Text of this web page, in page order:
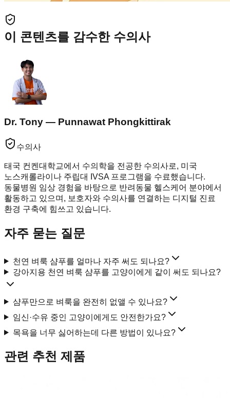
이 콘텐츠를 감수한 수의사
Dr. Tony — Punnawat Phongkittirak
수의사
태국 컨켄대학교에서 수의학을 전공한 수의사로, 미국
노스캐롤라이나 주립대 IVSA 프로그램을 수료했습니다.
동물병원 임상 경험을 바탕으로 반려동물 헬스케어 분야에서
활동하고 있으며, 보호자와 수의사를 연결하는 디지털 진료
환경 구축에 힘쓰고 있습니다.
자주 묻는 질문
천연 벼룩 샴푸를 얼마나 자주 써도 되나요?
강아지용 천연 벼룩 샴푸를 고양이에게 같이 써도 되나요?
샴푸만으로 벼룩을 완전히 없앨 수 있나요?
임신·수유 중인 고양이에게도 안전한가요?
목욕을 너무 싫어하는데 다른 방법이 있나요?
관련 추천 제품